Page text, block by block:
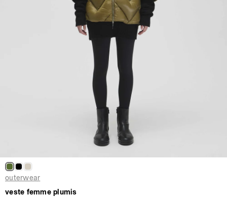
outerwear
veste femme plumis